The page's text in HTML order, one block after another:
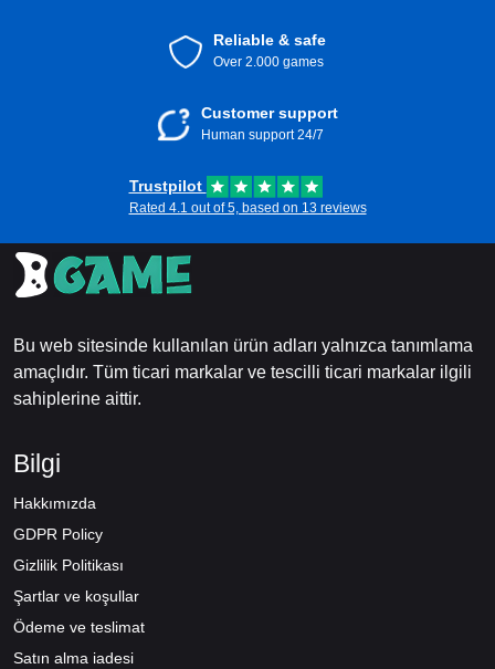
Reliable & safe
Over 2.000 games
Customer support
Human support 24/7
Trustpilot
Rated 4.1 out of 5, based on 13 reviews
Bu web sitesinde kullanılan ürün adları yalnızca tanımlama
amaçlıdır. Tüm ticari markalar ve tescilli ticari markalar ilgili
sahiplerine aittir.
Bilgi
Hakkımızda
GDPR Policy
Gizlilik Politikası
Şartlar ve koşullar
Ödeme ve teslimat
Satın alma iadesi